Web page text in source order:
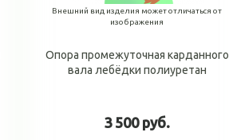
Внешний вид изделия может отличаться от
изображения
Опора промежуточная карданного
вала лебёдки полиуретан
3 500 руб.